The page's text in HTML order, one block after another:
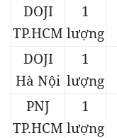
DOJI
TP.HCM
1
lượng
DOJI
Hà Nội
1
lượng
PNJ
TP.HCM
1
lượng